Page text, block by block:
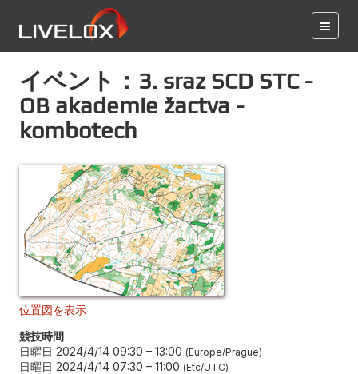
イベント：3. sraz SCD STC -
OB akademie žactva -
kombotech
位置図を表示
競技時間
日曜日 2024/4/14 09:30 – 13:00 Europe/Prague
日曜日 2024/4/14 07:30 – 11:00 Etc/UTC